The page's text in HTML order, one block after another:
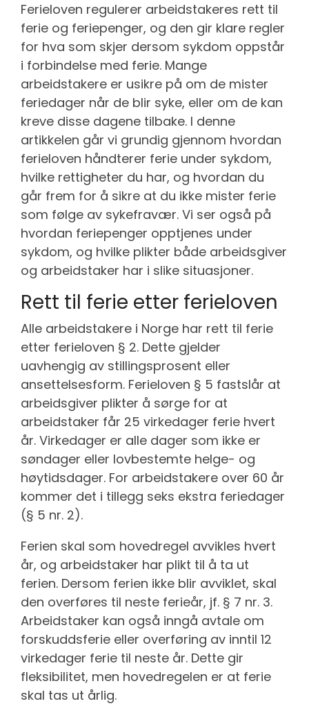
Ferieloven regulerer arbeidstakeres rett til
ferie og feriepenger, og den gir klare regler
for hva som skjer dersom sykdom oppstår
i forbindelse med ferie. Mange
arbeidstakere er usikre på om de mister
feriedager når de blir syke, eller om de kan
kreve disse dagene tilbake. I denne
artikkelen går vi grundig gjennom hvordan
ferieloven håndterer ferie under sykdom,
hvilke rettigheter du har, og hvordan du
går frem for å sikre at du ikke mister ferie
som følge av sykefravær. Vi ser også på
hvordan feriepenger opptjenes under
sykdom, og hvilke plikter både arbeidsgiver
og arbeidstaker har i slike situasjoner.
Rett til ferie etter ferieloven
Alle arbeidstakere i Norge har rett til ferie
etter ferieloven § 2. Dette gjelder
uavhengig av stillingsprosent eller
ansettelsesform. Ferieloven § 5 fastslår at
arbeidsgiver plikter å sørge for at
arbeidstaker får 25 virkedager ferie hvert
år. Virkedager er alle dager som ikke er
søndager eller lovbestemte helge- og
høytidsdager. For arbeidstakere over 60 år
kommer det i tillegg seks ekstra feriedager
(§ 5 nr. 2).
Ferien skal som hovedregel avvikles hvert
år, og arbeidstaker har plikt til å ta ut
ferien. Dersom ferien ikke blir avviklet, skal
den overføres til neste ferieår, jf. § 7 nr. 3.
Arbeidstaker kan også inngå avtale om
forskuddsferie eller overføring av inntil 12
virkedager ferie til neste år. Dette gir
fleksibilitet, men hovedregelen er at ferie
skal tas ut årlig.